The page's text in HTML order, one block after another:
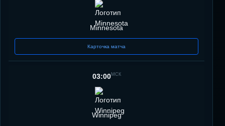
Minnesota
Карточка матча
03:00МСК
Winnipeg